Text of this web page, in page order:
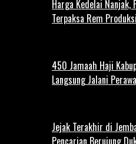
Harga Kedelai
Terpaksa Rem Produksi
450 Jamaah Haji
Langsung Jalani
Jejak Terakhir di
Pencarian Berujung